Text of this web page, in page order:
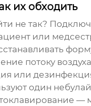
их обходить
не так?
или
потоку
или
один
—